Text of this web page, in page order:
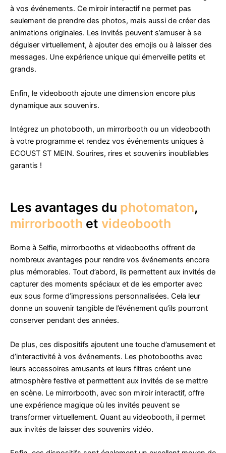
à vos événements. Ce miroir interactif ne permet pas
seulement de prendre des photos, mais aussi de créer des
animations originales. Les invités peuvent s’amuser à se
déguiser virtuellement, à ajouter des emojis ou à laisser des
messages. Une expérience unique qui émerveille petits et
grands.
Enfin, le videobooth ajoute une dimension encore plus
dynamique aux souvenirs.
Intégrez un photobooth, un mirrorbooth ou un videobooth
à votre programme et rendez vos événements uniques à
ECOUST ST MEIN. Sourires, rires et souvenirs inoubliables
garantis !
Les avantages du photomaton,
mirrorbooth et videobooth
Borne à Selfie, mirrorbooths et videobooths offrent de
nombreux avantages pour rendre vos événements encore
plus mémorables. Tout d’abord, ils permettent aux invités de
capturer des moments spéciaux et de les emporter avec
eux sous forme d’impressions personnalisées. Cela leur
donne un souvenir tangible de l’événement qu’ils pourront
conserver pendant des années.
De plus, ces dispositifs ajoutent une touche d’amusement et
d’interactivité à vos événements. Les photobooths avec
leurs accessoires amusants et leurs filtres créent une
atmosphère festive et permettent aux invités de se mettre
en scène. Le mirrorbooth, avec son miroir interactif, offre
une expérience magique où les invités peuvent se
transformer virtuellement. Quant au videobooth, il permet
aux invités de laisser des souvenirs vidéo.